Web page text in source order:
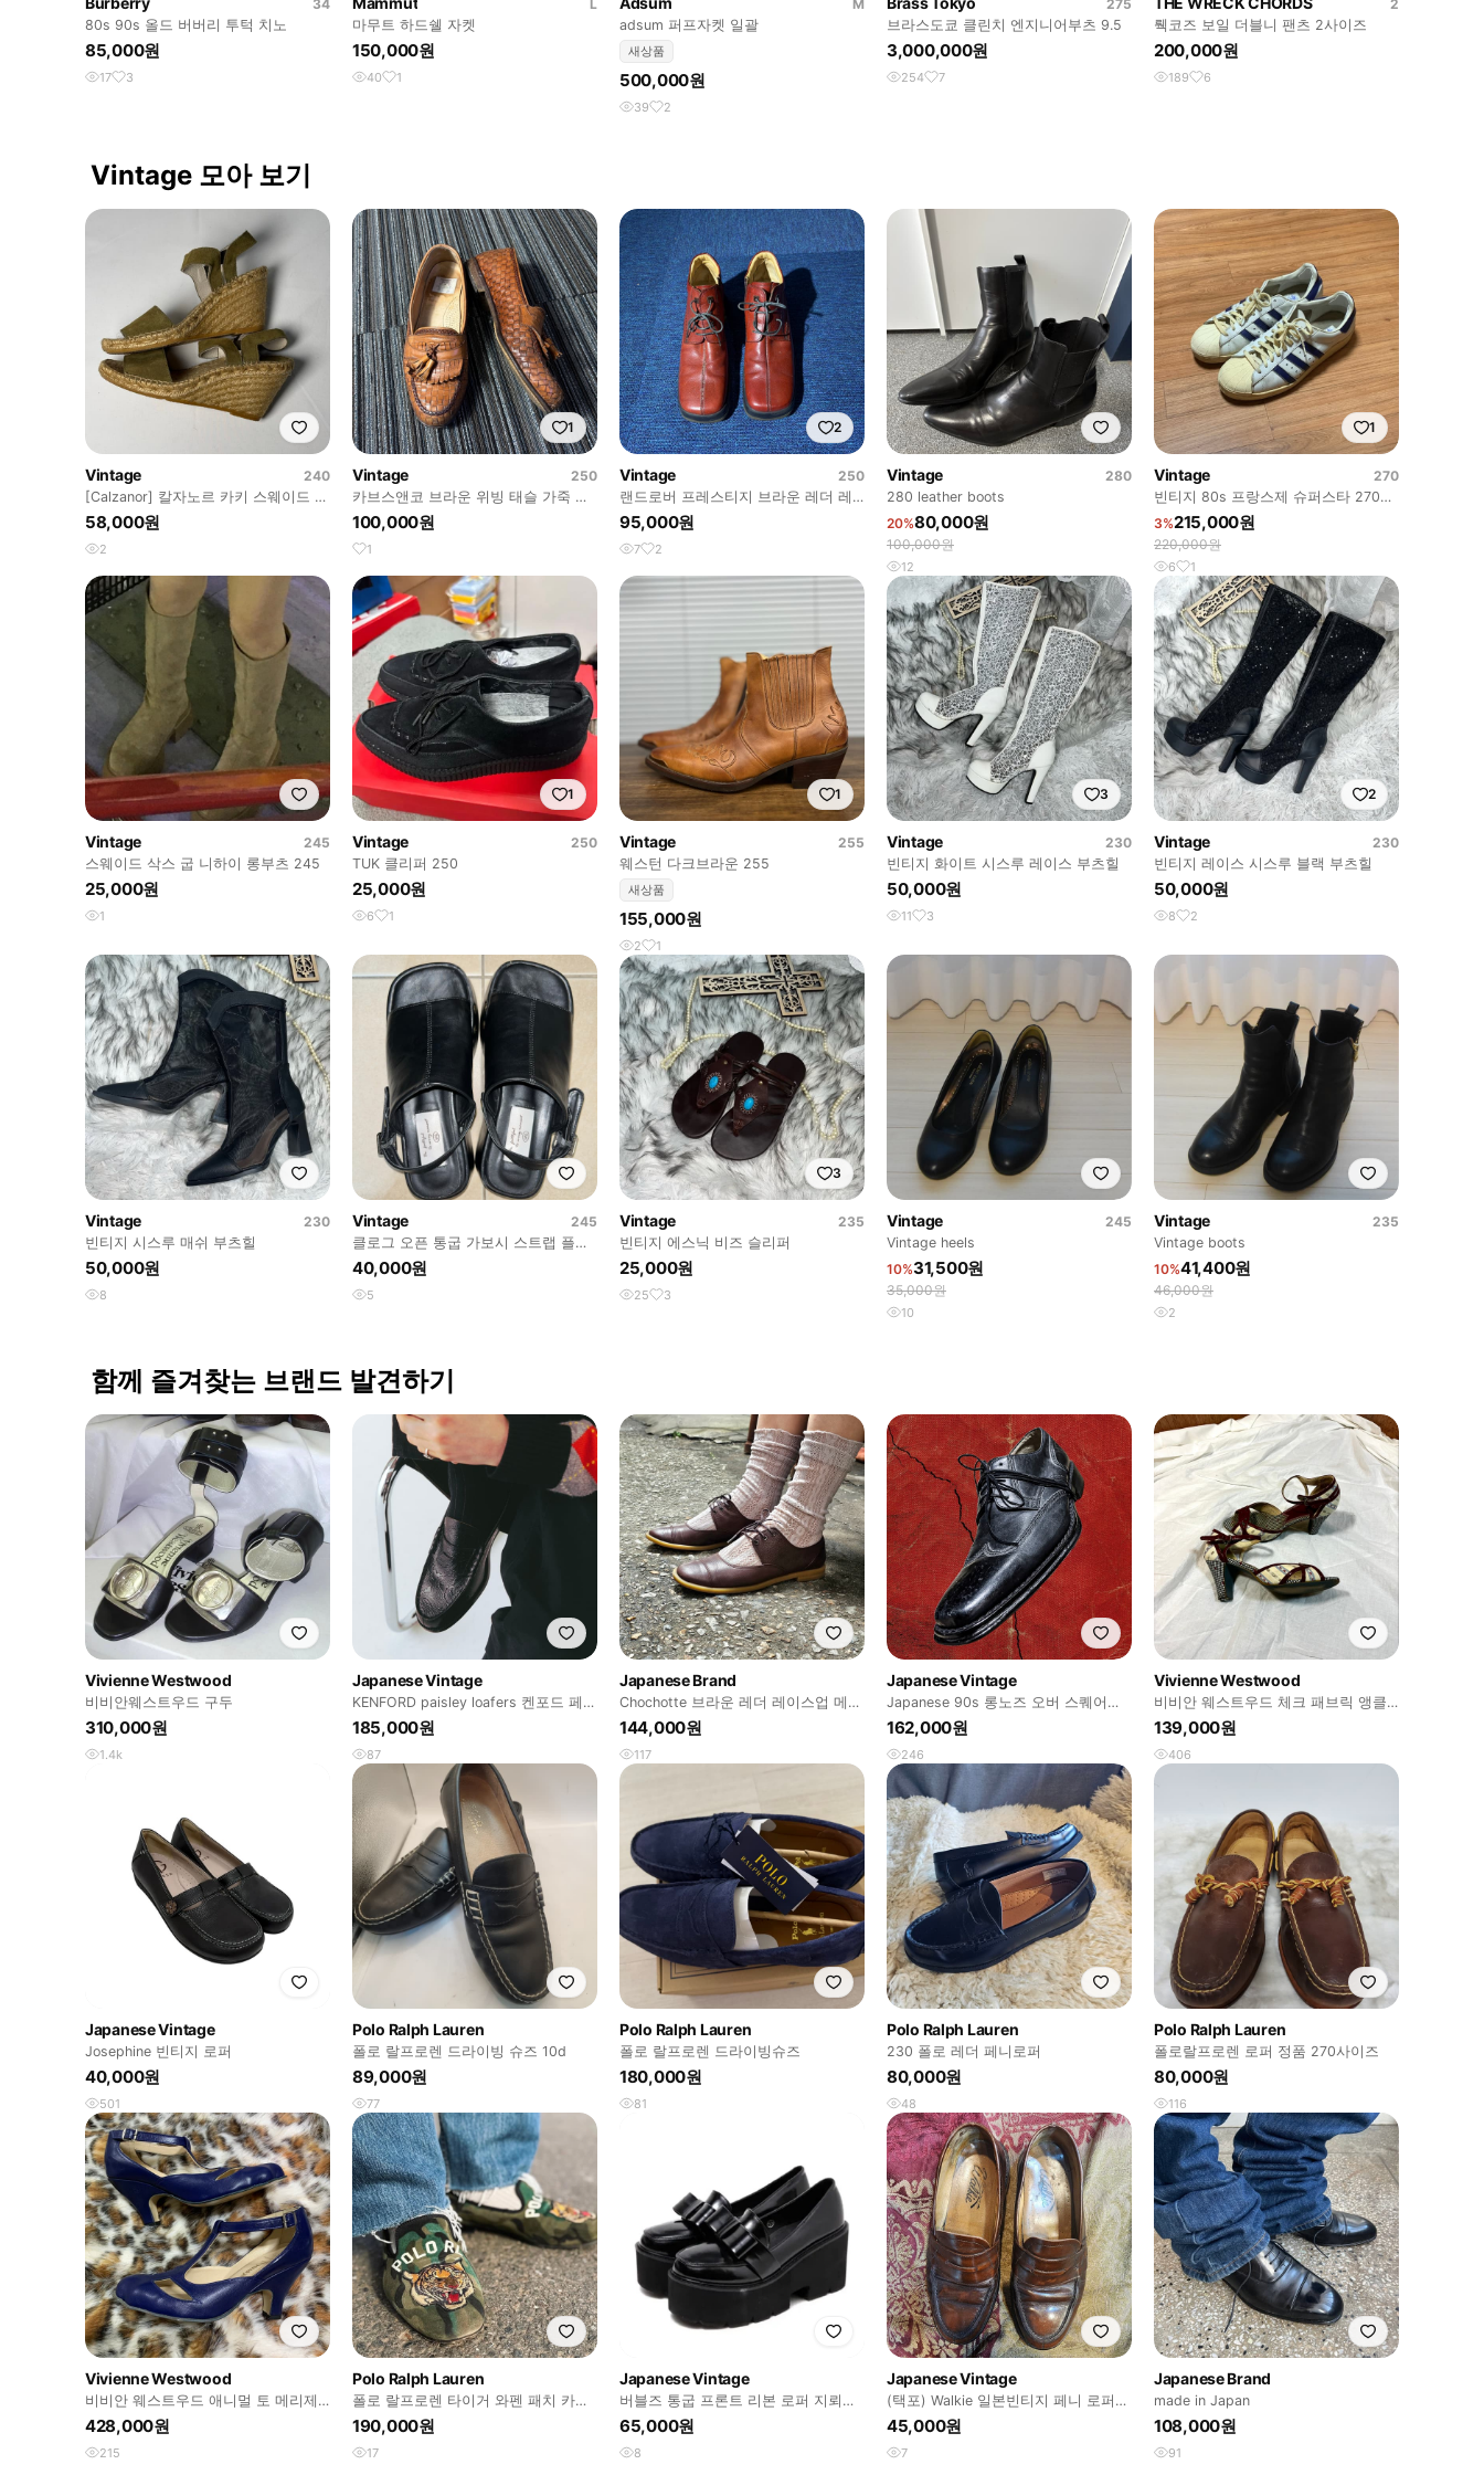
34
80s 90s 올드 버버리 투턱 치노
85,000원
17 3
L
마무트 하드쉘 자켓
150,000원
40 1
M
adsum 퍼프자켓 일괄
새상품
500,000원
39 2
275
브라스도쿄 클린치 엔지니어부츠 9.5
3,000,000원
254 7
2
뤡코즈 보일 더블니 팬츠 2사이즈
200,000원
189 6
Vintage 모아 보기
Vintage
240
[Calzanor] 칼자노르 카키 스웨이드 에
스파드류 웨지 샌들
58,000원
2
1
Vintage
250
카브스앤코 브라운 위빙 태슬 가죽 로
퍼
100,000원
1
2
Vintage
250
랜드로버 프레스티지 브라운 레더 레
이스업 앵클부츠
95,000원
7 2
Vintage
280
280 leather boots
20%80,000원
100,000원
12
1
Vintage
270
빈티지 80s 프랑스제 슈퍼스타 270사
이즈
3%215,000원
220,000원
6 1
Vintage
245
스웨이드 삭스 굽 니하이 롱부츠 245
25,000원
1
1
Vintage
250
TUK 클리퍼 250
25,000원
6 1
1
Vintage
255
웨스턴 다크브라운 255
새상품
155,000원
2 1
3
Vintage
230
빈티지 화이트 시스루 레이스 부츠힐
50,000원
11 3
2
Vintage
230
빈티지 레이스 시스루 블랙 부츠힐
50,000원
8 2
Vintage
230
빈티지 시스루 매쉬 부츠힐
50,000원
8
Vintage
245
클로그 오픈 통굽 가보시 스트랩 플랫
폼
40,000원
5
3
Vintage
235
빈티지 에스닉 비즈 슬리퍼
25,000원
25 3
Vintage
245
Vintage heels
10%31,500원
35,000원
10
Vintage
235
Vintage boots
10%41,400원
46,000원
2
함께 즐겨찾는 브랜드 발견하기
Vivienne Westwood
비비안웨스트우드 구두
310,000원
1.4k
Japanese Vintage
KENFORD paisley loafers 켄포드 페이
즐리 로퍼
185,000원
87
Japanese Brand
Chochotte 브라운 레더 레이스업 메리
제인 슈즈(좁은발볼)
144,000원
117
Japanese Vintage
Japanese 90s 롱노즈 오버 스퀘어드
윙팁 더비 슈즈 280
162,000원
246
Vivienne Westwood
비비안 웨스트우드 체크 패브릭 앵클
스트랩 펌프스
139,000원
406
Japanese Vintage
Josephine 빈티지 로퍼
40,000원
501
Polo Ralph Lauren
폴로 랄프로렌 드라이빙 슈즈 10d
89,000원
77
Polo Ralph Lauren
폴로 랄프로렌 드라이빙슈즈
180,000원
81
Polo Ralph Lauren
230 폴로 레더 페니로퍼
80,000원
48
Polo Ralph Lauren
폴로랄프로렌 로퍼 정품 270사이즈
80,000원
116
Vivienne Westwood
비비안 웨스트우드 애니멀 토 메리제
인 슈즈
428,000원
215
Polo Ralph Lauren
폴로 랄프로렌 타이거 와펜 패치 카모
스웨이드 로퍼
190,000원
17
Japanese Vintage
버블즈 통굽 프론트 리본 로퍼 지뢰계
양산형양지뢰스나계구두리즈리사로지
타요스
65,000원
8
Japanese Vintage
(택포) Walkie 일본빈티지 페니 로퍼
브라운 255
45,000원
7
Japanese Brand
made in Japan
108,000원
91